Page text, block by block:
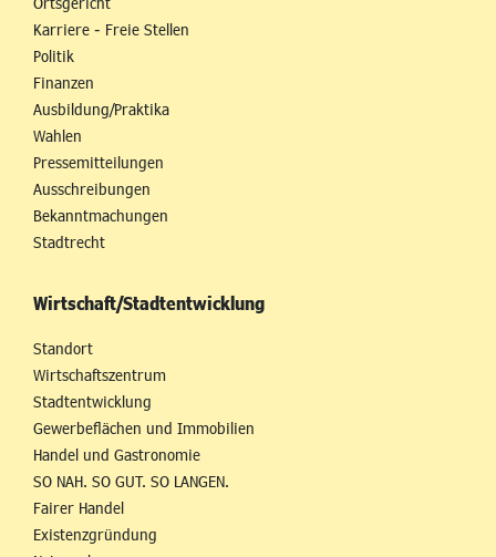
Karriere - Freie Stellen
Politik
Finanzen
Ausbildung/Praktika
Wahlen
Pressemitteilungen
Ausschreibungen
Bekanntmachungen
Stadtrecht
Wirtschaft/Stadtentwicklung
Standort
Wirtschaftszentrum
Stadtentwicklung
Gewerbeflächen und Immobilien
Handel und Gastronomie
SO NAH. SO GUT. SO LANGEN.
Fairer Handel
Existenzgründung